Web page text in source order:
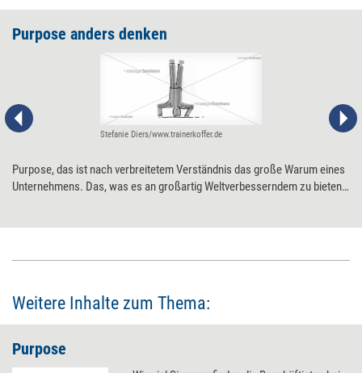
Purpose anders denken
Stefanie Diers/www.trainerkoffer.de
Purpose, das ist nach verbreitetem Verständnis das große Warum eines
Unternehmens. Das, was es an großartig Weltverbesserndem zu bieten
Weitere Inhalte zum Thema:
Purpose